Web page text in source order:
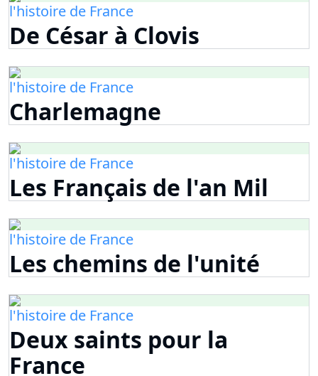
l'histoire de France
De César à Clovis
l'histoire de France
Charlemagne
l'histoire de France
Les Français de l'an Mil
l'histoire de France
Les chemins de l'unité
l'histoire de France
Deux saints pour la
France